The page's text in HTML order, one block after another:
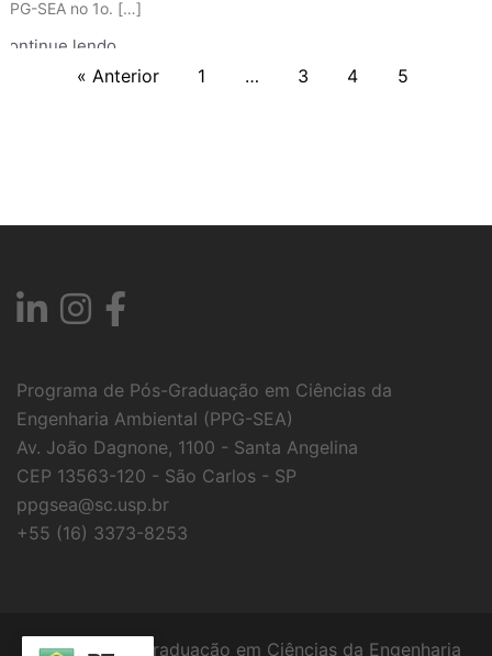
PPG-SEA no 1o. […]
continue lendo
« Anterior 1 … 3 4 5
Programa de Pós-Graduação em Ciências da
Engenharia Ambiental (PPG-SEA)
Av. João Dagnone, 1100 - Santa Angelina
CEP 13563-120 - São Carlos - SP
ppgsea@sc.usp.br
+55 (16) 3373-8253
© 2026 Pós Graduação em Ciências da Engenharia